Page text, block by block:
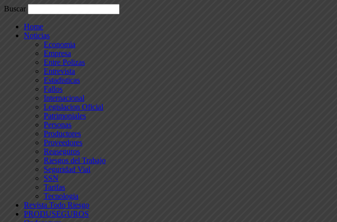
Buscar
Home
Noticias
Economia
Empresa
Entre Polizas
Entrevista
Estadisticas
Fallos
Internacional
Legislacion Oficial
Patrimoniales
Personas
Productores
Proveedores
Reaseguros
Riesgos del Trabajo
Seguridad Vial
SSN
Tarifas
Tecnologia
Revista Todo Riesgo
PRODUSEGUROS